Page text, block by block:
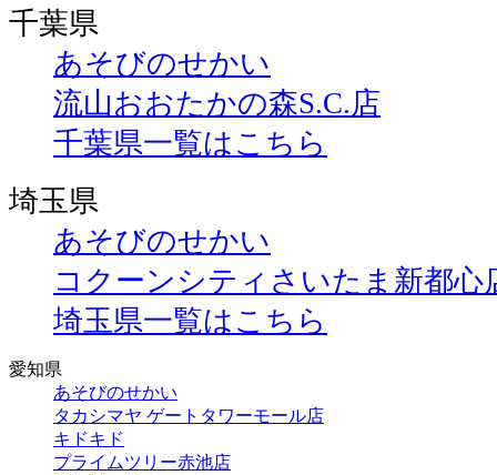
千葉県
あそびのせかい
流山おおたかの森S.C.店
千葉県一覧はこちら
埼玉県
あそびのせかい
コクーンシティさいたま新都心
埼玉県一覧はこちら
愛知県
あそびのせかい
タカシマヤ ゲートタワーモール店
キドキド
プライムツリー赤池店